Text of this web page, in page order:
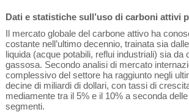
Dati e statistiche sull’uso di carboni attivi
Il mercato globale del carbone attivo ha
costante nell’ultimo decennio, trainata sia
liquida (acque potabili, reflui industriali) sia da
gassosa. Secondo analisi di mercato
complessivo del settore ha raggiunto negli
decine di miliardi di dollari, con tassi di
mediamente tra il 5% e il 10% a seconda
segmenti.